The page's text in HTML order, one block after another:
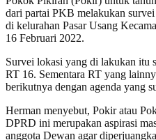
dari partai PKB melakukan
di kelurahan Pasar Usang
16 Februari 2022.
Survei lokasi yang di lakukan itu
RT 16. Sementara RT yang
berikutnya dengan agenda yang
Herman menyebut, Pokir atau
DPRD ini merupakan aspirasi
anggota Dewan agar